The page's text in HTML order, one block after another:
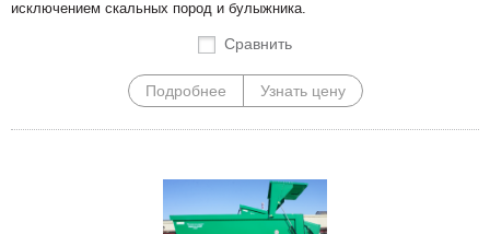
исключением скальных пород и булыжника.
Сравнить
Подробнее Узнать цену